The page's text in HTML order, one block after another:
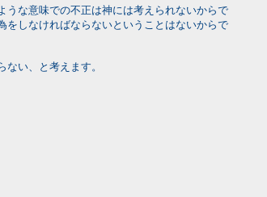
うな意味での不正は神には考えられないからで
をしなければならないということはないからで
い、と考えます。